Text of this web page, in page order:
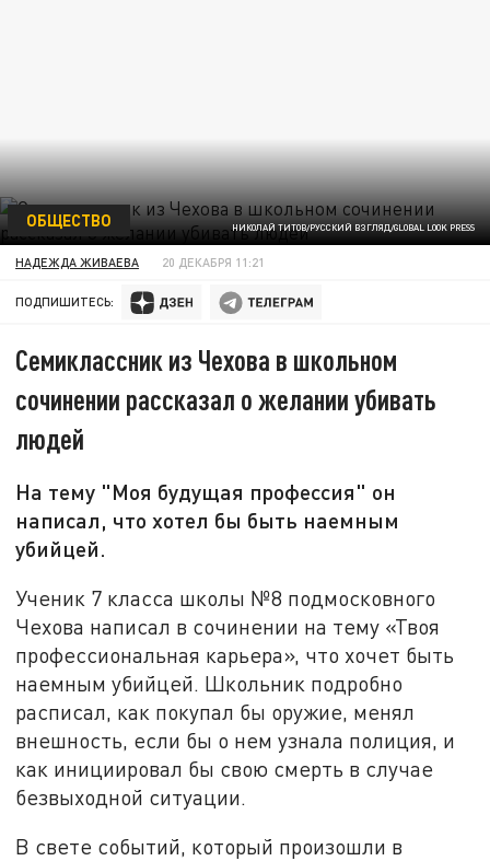
НИКОЛАЙ ТИТОВ/РУССКИЙ ВЗГЛЯД/GLOBAL LOOK PRESS
ОБЩЕСТВО
НАДЕЖДА ЖИВАЕВА 20 ДЕКАБРЯ 11:21
ПОДПИШИТЕСЬ:
Семиклассник из Чехова в школьном
сочинении рассказал о желании убивать
людей
На тему "Моя будущая профессия" он
написал, что хотел бы быть наемным
убийцей.
Ученик 7 класса школы №8 подмосковного
Чехова написал в сочинении на тему «Твоя
профессиональная карьера», что хочет быть
наемным убийцей. Школьник подробно
расписал, как покупал бы оружие, менял
внешность, если бы о нем узнала полиция, и
как инициировал бы свою смерть в случае
безвыходной ситуации.
В свете событий, который произошли в